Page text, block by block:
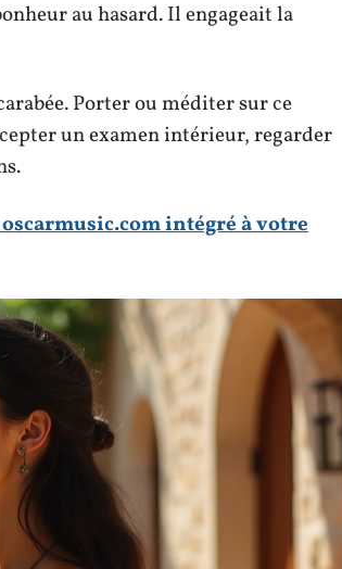
au hasard. Il engageait la
Porter ou méditer sur ce
un examen intérieur, regarder
intégré à votre